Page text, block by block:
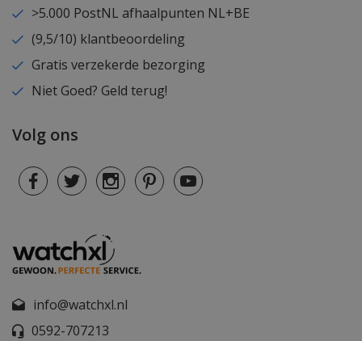
>5.000 PostNL afhaalpunten NL+BE
(9,5/10) klantbeoordeling
Gratis verzekerde bezorging
Niet Goed? Geld terug!
Volg ons
info@watchxl.nl
0592-707213